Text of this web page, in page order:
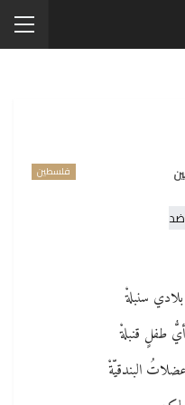
فلسطين
سنبلةْ
طفلٍ قنبلةْ
البندقيّةْ